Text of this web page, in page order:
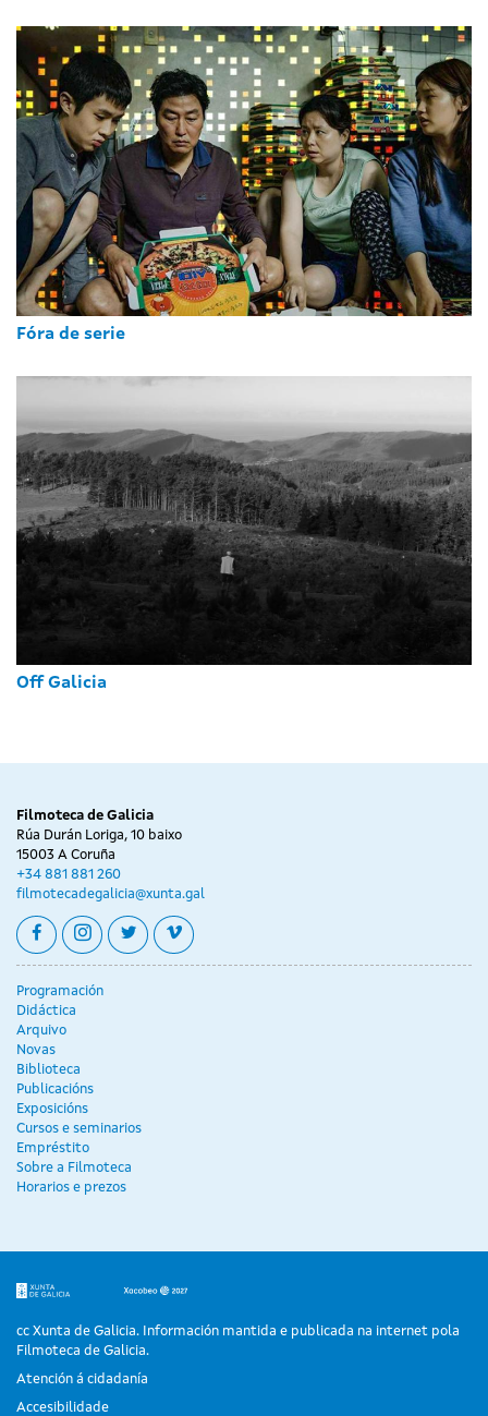
Fóra de serie
Off Galicia
Filmoteca de Galicia
Rúa Durán Loriga, 10 baixo
15003 A Coruña
+34 881 881 260
filmotecadegalicia@xunta.gal
facebookinstagram
twittervimeo
Programación
Didáctica
Arquivo
Novas
Biblioteca
Publicacións
Exposicións
Cursos e seminarios
Empréstito
Sobre a Filmoteca
Horarios e prezos
cc Xunta de Galicia. Información mantida e publicada na internet pola
Filmoteca de Galicia.
Atención á cidadanía
Accesibilidade